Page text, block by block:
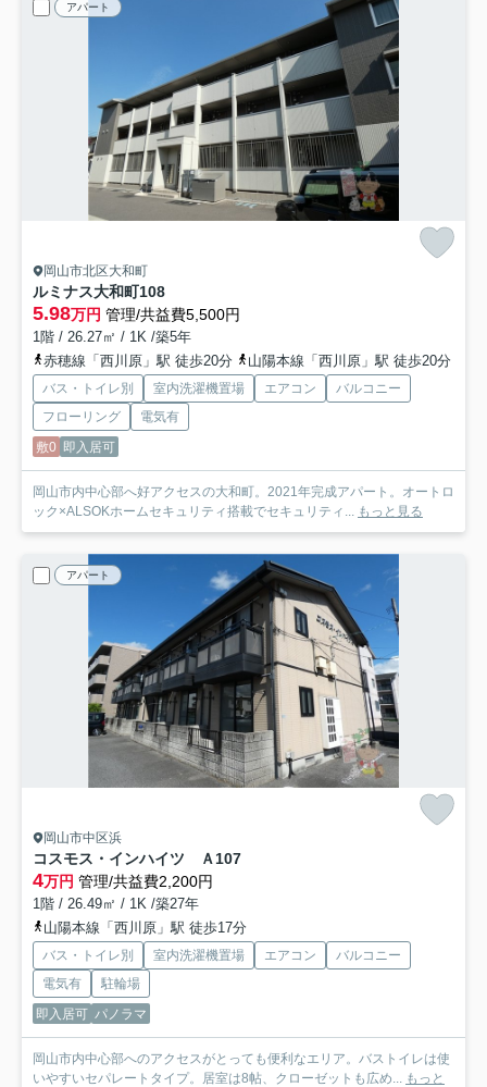
アパート
岡山市北区大和町
ルミナス大和町108
5.98万円 管理/共益費5,500円
1階 / 26.27㎡ / 1K /築5年
赤穂線「西川原」駅 徒歩20分
山陽本線「西川原」駅 徒歩20分
バス・トイレ別 室内洗濯機置場 エアコン
バルコニー
フローリング
電気有
敷0 即入居可
岡山市内中心部へ好アクセスの大和町。2021年完成アパート。オートロ
ック×ALSOKホームセキュリティ搭載でセキュリティ...
もっと見る
アパート
岡山市中区浜
コスモス・インハイツ Ａ 107
4万円 管理/共益費2,200円
1階 / 26.49㎡ / 1K /築27年
山陽本線「西川原」駅 徒歩17分
バス・トイレ別 室内洗濯機置場 エアコン
バルコニー
電気有
駐輪場
即入居可 パノラマ
岡山市内中心部へのアクセスがとっても便利なエリア。バストイレは使
いやすいセパレートタイプ。居室は8帖、クローゼットも広め...
もっと